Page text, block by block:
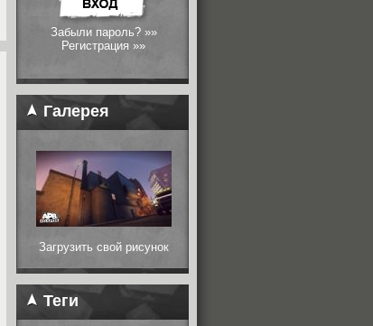
Забыли пароль? »»
Регистрация »»
Галерея
Загрузить свой рисунок
Теги